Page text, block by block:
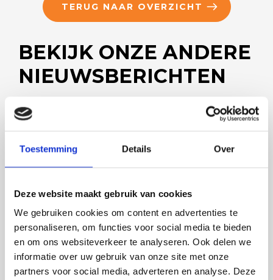
Toestemming Details Over
Deze website maakt gebruik van cookies
We gebruiken cookies om content en advertenties te
personaliseren, om functies voor social media te bieden
en om ons websiteverkeer te analyseren. Ook delen we
informatie over uw gebruik van onze site met onze
partners voor social media, adverteren en analyse. Deze
TERUG NAAR OVERZICHT
BEKIJK ONZE ANDERE
NIEUWSBERICHTEN